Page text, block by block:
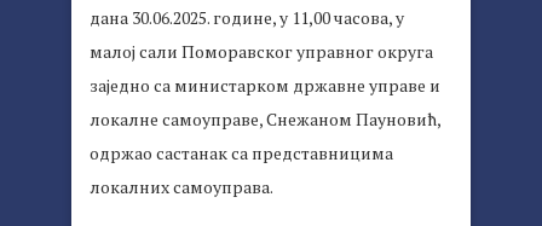
дана 30.06.2025. године, у 11,00 часова, у
малој сали Поморавског управног округа
заједно са министарком државне управе и
локалне самоуправе, Снежаном Пауновић,
одржао састанак са представницима
локалних самоуправа.